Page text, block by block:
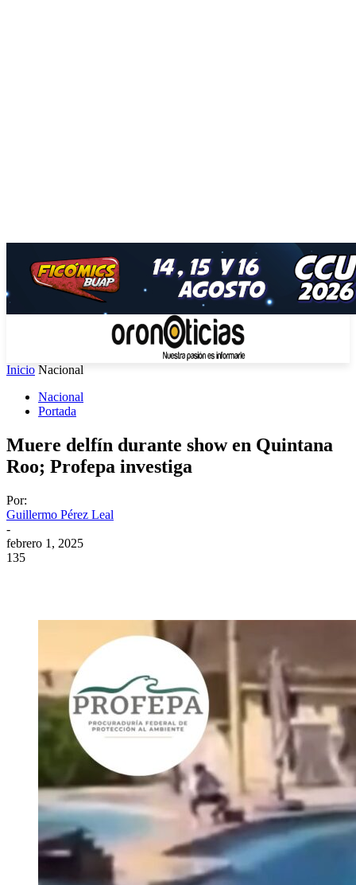
Inicio Nacional
Nacional
Portada
Muere delfín durante show en Quintana
Roo; Profepa investiga
Por:
Guillermo Pérez Leal
-
febrero 1, 2025
135